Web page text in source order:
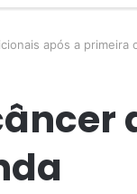
após a primeira